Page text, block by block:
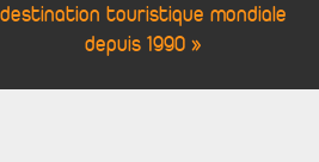
destination touristique mondiale
depuis 1990 »